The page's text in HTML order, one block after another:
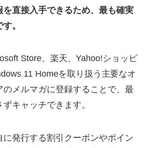
を直接入手できるため、最も確実
。
Store、楽天、Yahoo!ショッピ
11 Homeを取り扱う主要なオ
のメルマガに登録することで、最
キャッチできます。
に発行する割引クーポンやポイン